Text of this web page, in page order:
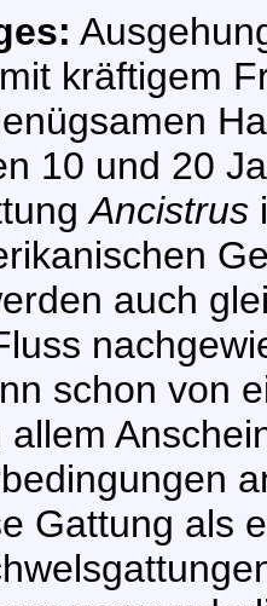
kräftigem
10 und 20
Ancistrus
auch
schon von
allem
Gattung als